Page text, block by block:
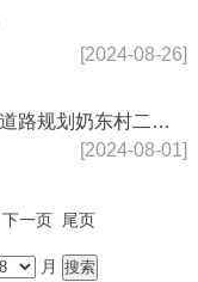
[2024-08-26]
[2024-08-01]
崔各庄乡奶西村棚改土地开发项目配套道路规划奶东村二号路、规划奶西村横三路、规划奶西村三号...
下一页 尾页
月